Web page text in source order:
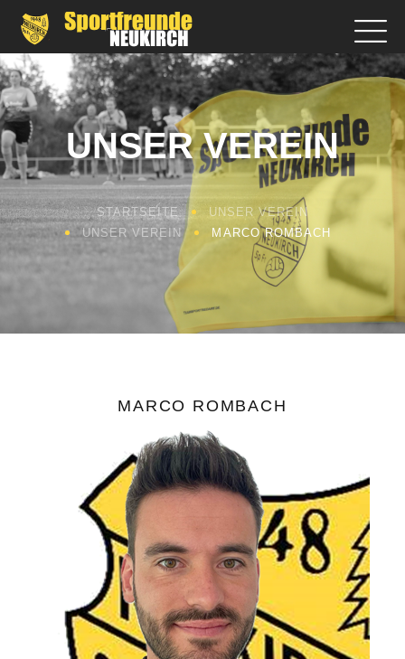
UNSER VEREIN
STARTSEITE
UNSER VEREIN
UNSER VEREIN
MARCO ROMBACH
MARCO ROMBACH